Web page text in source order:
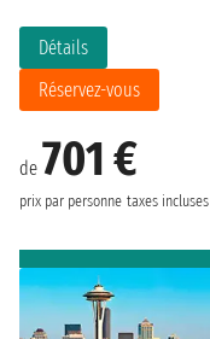
de 701 €
prix par personne taxes incluses
Détails
Réservez-vous